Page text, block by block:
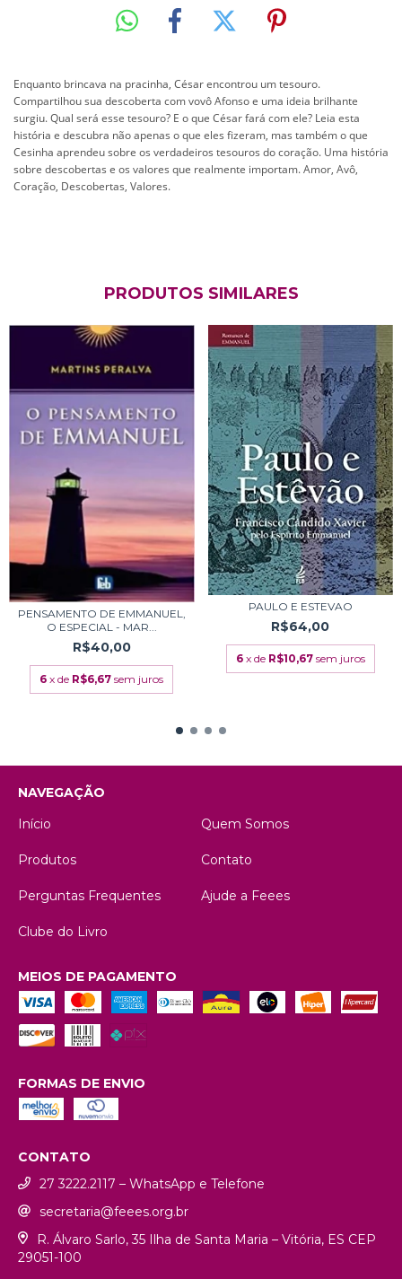
Enquanto brincava na pracinha, César encontrou um tesouro.
Compartilhou sua descoberta com vovô Afonso e uma ideia brilhante
surgiu. Qual será esse tesouro? E o que César fará com ele? Leia esta
história e descubra não apenas o que eles fizeram, mas também o que
Cesinha aprendeu sobre os verdadeiros tesouros do coração. Uma história
sobre descobertas e os valores que realmente importam. Amor, Avô,
Coração, Descobertas, Valores.
PRODUTOS SIMILARES
PENSAMENTO DE EMMANUEL,
O ESPECIAL - MAR...
R$40,00
6 x de R$6,67 sem juros
PAULO E ESTEVAO
R$64,00
6 x de R$10,67 sem juros
NAVEGAÇÃO
Início
Quem Somos
Produtos Contato
Perguntas Frequentes Ajude a Feees
Clube do Livro
MEIOS DE PAGAMENTO
FORMAS DE ENVIO
CONTATO
27 3222.2117 – WhatsApp e Telefone
secretaria@feees.org.br
R. Álvaro Sarlo, 35 Ilha de Santa Maria – Vitória, ES CEP
29051-100